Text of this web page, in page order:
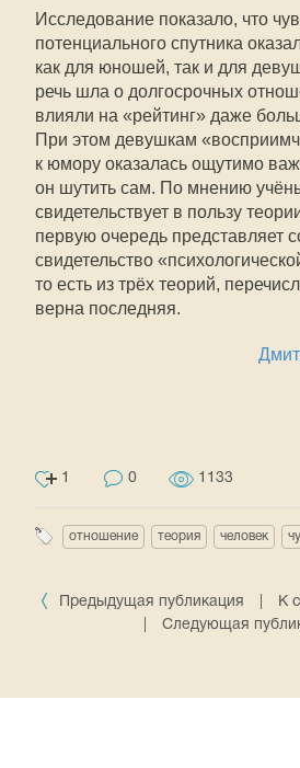
Исследование показало, что
потенциального спутника
как для юношей, так и для
речь шла о долгосрочных
влияли на «рейтинг» даже
При этом девушкам
к юмору оказалась ощутимо
он шутить сам. По мнению
свидетельствует в пользу
первую очередь представляет
свидетельство
то есть из трёх теорий,
верна последняя.
1 0 1133
отношение теория человек
Предыдущая публикация
К
Следующая